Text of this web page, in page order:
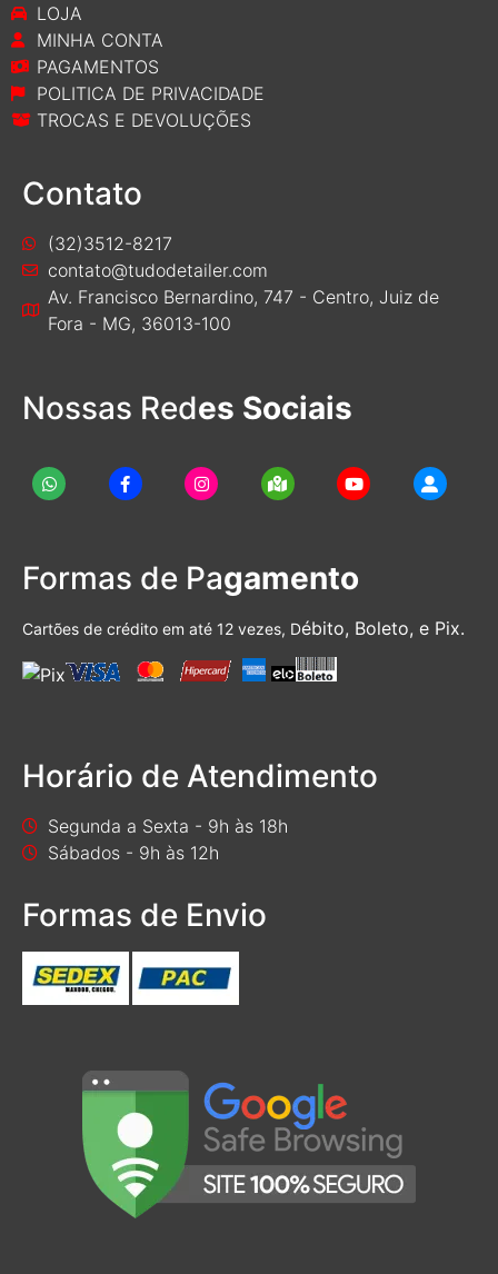
LOJA
MINHA CONTA
PAGAMENTOS
POLITICA DE PRIVACIDADE
TROCAS E DEVOLUÇÕES
Contato
(32)3512-8217
contato@tudodetailer.com
Av. Francisco Bernardino, 747 - Centro, Juiz de
Fora - MG, 36013-100
Nossas Redes Sociais
Formas de Pagamento
Cartões de crédito em até 12 vezes, Débito, Boleto, e Pix.
Horário de Atendimento
Segunda a Sexta - 9h às 18h
Sábados - 9h às 12h
Formas de Envio